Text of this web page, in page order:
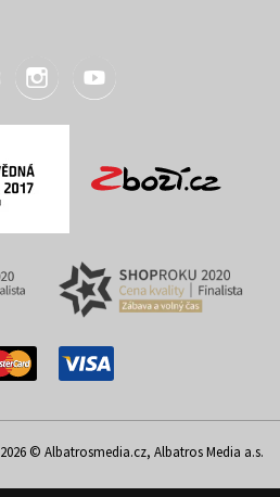
2026 © Albatrosmedia.cz, Albatros Media a.s.